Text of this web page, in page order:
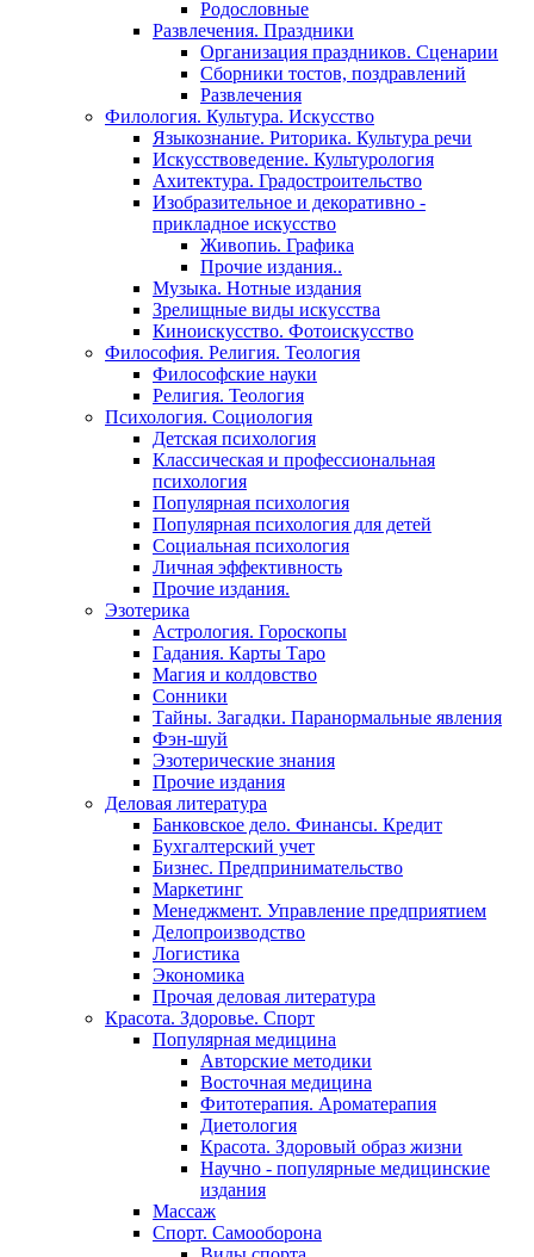
Родословные
Развлечения. Праздники
Организация праздников. Сценарии
Сборники тостов, поздравлений
Развлечения
Филология. Культура. Искусство
Языкознание. Риторика. Культура речи
Искусствоведение. Культурология
Ахитектура. Градостроительство
Изобразительное и декоративно -
прикладное искусство
Живопиь. Графика
Прочие издания..
Музыка. Нотные издания
Зрелищные виды искусства
Киноискусство. Фотоискусство
Философия. Религия. Теология
Философские науки
Религия. Теология
Психология. Социология
Детская психология
Классическая и профессиональная
психология
Популярная психология
Популярная психология для детей
Социальная психология
Личная эффективность
Прочие издания.
Эзотерика
Астрология. Гороскопы
Гадания. Карты Таро
Магия и колдовство
Сонники
Тайны. Загадки. Паранормальные явления
Фэн-шуй
Эзотерические знания
Прочие издания
Деловая литература
Банковское дело. Финансы. Кредит
Бухгалтерский учет
Бизнес. Предпринимательство
Маркетинг
Менеджмент. Управление предприятием
Делопроизводство
Логистика
Экономика
Прочая деловая литература
Красота. Здоровье. Спорт
Популярная медицина
Авторские методики
Восточная медицина
Фитотерапия. Ароматерапия
Диетология
Красота. Здоровый образ жизни
Научно - популярные медицинские
издания
Массаж
Спорт. Самооборона